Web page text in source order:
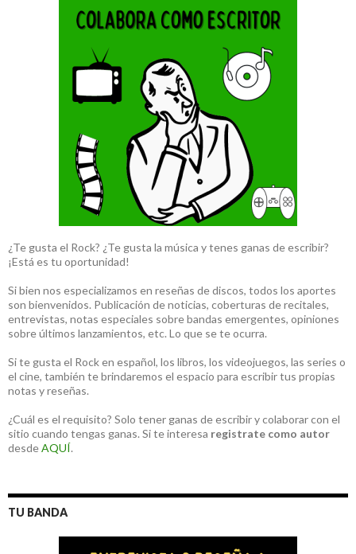
¿Te gusta el Rock? ¿Te gusta la música y tenes ganas de escribir?
¡Está es tu oportunidad!
Si bien nos especializamos en reseñas de discos, todos los aportes
son bienvenidos. Publicación de noticias, coberturas de recitales,
entrevistas, notas especiales sobre bandas emergentes, opiniones
sobre últimos lanzamientos, etc. Lo que se te ocurra.
Si te gusta el Rock en español, los libros, los videojuegos, las series o
el cine, también te brindaremos el espacio para escribir tus propias
notas y reseñas.
¿Cuál es el requisito? Solo tener ganas de escribir y colaborar con el
sitio cuando tengas ganas. Si te interesa registrate como autor
desdeAQUÍ.
TU BANDA